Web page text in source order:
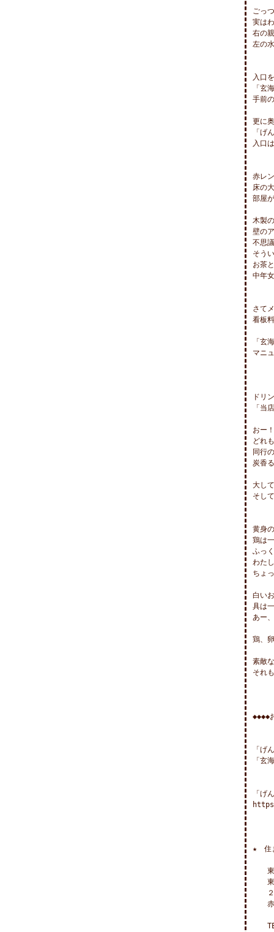
ごっ
実は
右の
左の
入口
「玄
手前
更に
「げ
入口
赤レ
床の
部屋
木製
壁の
不思
そう
お茶
中年
さて
看板
「玄
マニ
ドリ
「当
おー
どれ
同行
炭香
大し
そし
黄身
鶏は
ふっ
わた
ちょ
白い
具は
あー
鶏、
素敵
それ
◆◆◆◆
「げ
「玄
「げ
★　住
東
東京
２
赤